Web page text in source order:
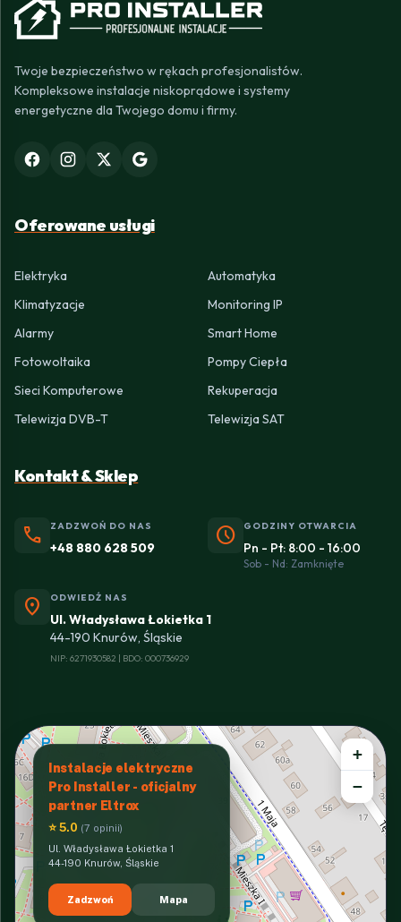
Twoje bezpieczeństwo w rękach profesjonalistów.
Kompleksowe instalacje niskoprądowe i systemy
energetyczne dla Twojego domu i firmy.
Oferowane usługi
Elektryka
Automatyka
Klimatyzacje
Monitoring IP
Alarmy
Smart Home
Fotowoltaika
Pompy Ciepła
Sieci Komputerowe
Rekuperacja
Telewizja DVB-T
Telewizja SAT
Kontakt & Sklep
phone ZADZWOŃ DO NAS
+48 880 628 509 schedule GODZINY OTWARCIA
Pn - Pt: 8:00 - 16:00
Sob - Nd: Zamknięte
location_on ODWIEDŹ NAS
Ul. Władysława Łokietka 1
44-190 Knurów, Śląskie
NIP: 6271930582 | BDO: 000736929
Instalacje elektryczne
Pro Installer - oficjalny
partner Eltrox
⭐ 5.0 (7 opinii)
Ul. Władysława Łokietka 1
44-190 Knurów, Śląskie
Zadzwoń Mapa
+
−